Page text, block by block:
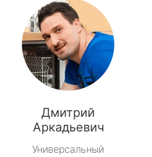
Дмитрий
Аркадьевич
Универсальный